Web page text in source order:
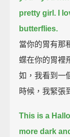
pretty girl. I
butterflies.
當你的胃有那
蝶在你的胃裡
如，我看到一
時候，我緊張
This is a
more dark